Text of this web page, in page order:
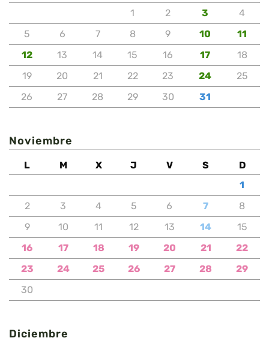
1
2 3
4
5
6 7 8 9 10
11
12
13 14 15 16 17
18
19
20 21 22 23 24
25
26
27 28 29 30 31
Noviembre
L M X J V S
D
1
2
3 4 5 6 7
8
9
10 11 12 13 14
15
16
17 18 19 20 21
22
23
24 25 26 27 28
29
30
Diciembre